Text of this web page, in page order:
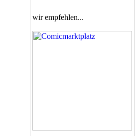
wir empfehlen...